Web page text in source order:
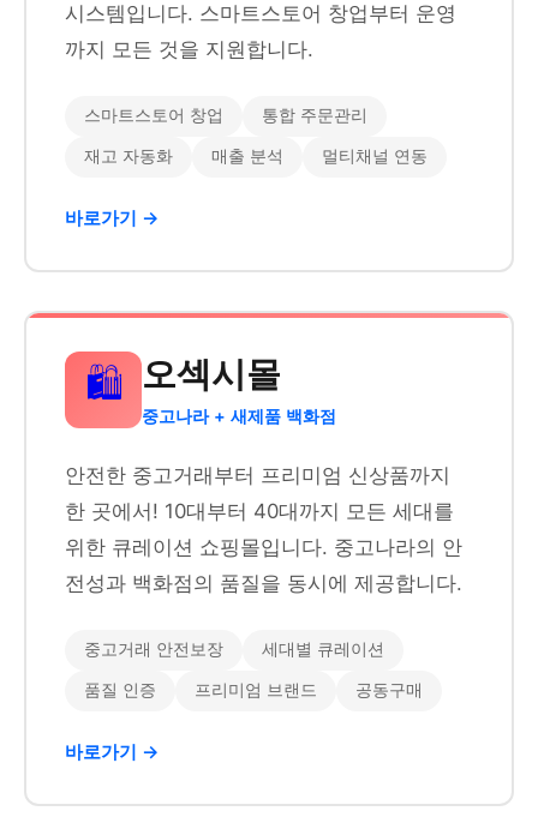
시스템입니다. 스마트스토어 창업부터 운영
까지 모든 것을 지원합니다.
스마트스토어 창업 통합 주문관리
재고 자동화 매출 분석 멀티채널 연동
바로가기 →
🛍️ 오섹시몰
중고나라 + 새제품 백화점
안전한 중고거래부터 프리미엄 신상품까지
한 곳에서! 10대부터 40대까지 모든 세대를
위한 큐레이션 쇼핑몰입니다. 중고나라의 안
전성과 백화점의 품질을 동시에 제공합니다.
중고거래 안전보장 세대별 큐레이션
품질 인증 프리미엄 브랜드 공동구매
바로가기 →